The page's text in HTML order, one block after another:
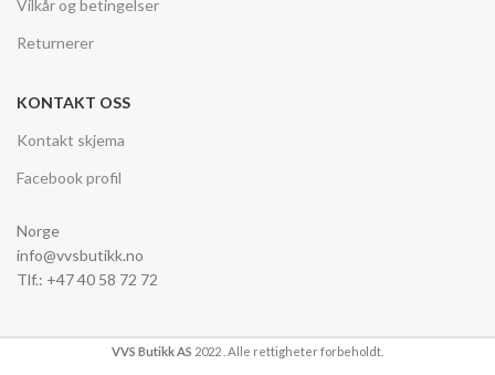
Vilkår og betingelser
Returnerer
KONTAKT OSS
Kontakt skjema
Facebook profil
Norge
info@vvsbutikk.no
Tlf.: +47 40 58 72 72
VVS Butikk AS 2022 . Alle rettigheter forbeholdt.